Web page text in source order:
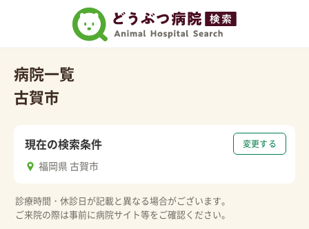
病院一覧
古賀市
変更する
現在の検索条件
福岡県 古賀市
診療時間・休診日が記載と異なる場合がございます。
ご来院の際は事前に病院サイト等をご確認ください。